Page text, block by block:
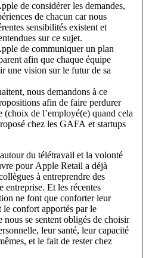
de considérer les demandes,
de chacun car nous
sensibilités existent et
sur ce sujet.
de communiquer un plan
afin que chaque équipe
une vision sur le futur de sa
nous demandons à ce
afin de faire perdurer
(choix de l’employé(e) quand cela
chez les GAFA et startups
du télétravail et la volonté
pour Apple Retail a déjà
à entreprendre des
entreprise. Et les récentes
ne font que conforter leur
confort apportés par le
nous se sentent obligés de choisir
leur santé, leur capacité
et le fait de rester chez